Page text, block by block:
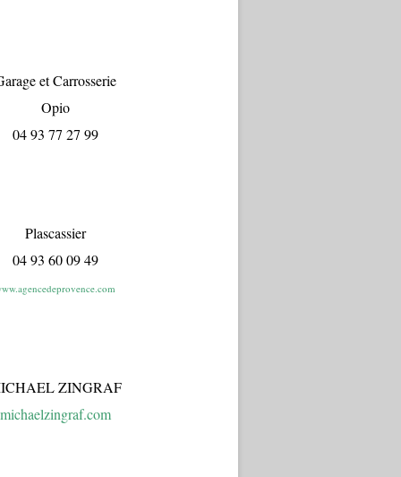
et Carrosserie
Opio
04 93 77 27 99
Plascassier
04 93 60 09 49
ZINGRAF
michaelzingraf.com